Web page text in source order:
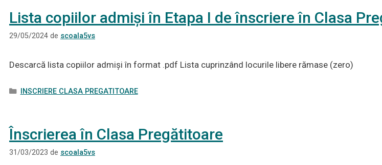
Lista copiilor admiși în Etapa I de înscriere în Clasa
29/05/2024 de scoala5vs
Descarcă lista copiilor admiși în format .pdf Lista cuprinzând locurile libere rămase (zero)
Categorii
INSCRIERE CLASA PREGATITOARE
Înscrierea în Clasa Pregătitoare
31/03/2023 de scoala5vs